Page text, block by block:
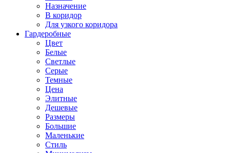
Назначение
В коридор
Для узкого коридора
Гардеробные
Цвет
Белые
Светлые
Серые
Темные
Цена
Элитные
Дешевые
Размеры
Большие
Маленькие
Стиль